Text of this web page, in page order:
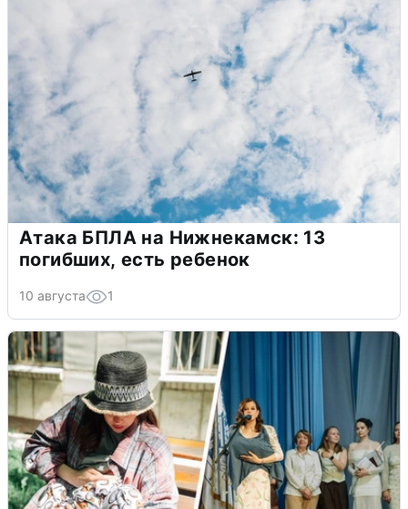
Атака БПЛА на Нижнекамск: 13
погибших, есть ребенок
10 августа 1